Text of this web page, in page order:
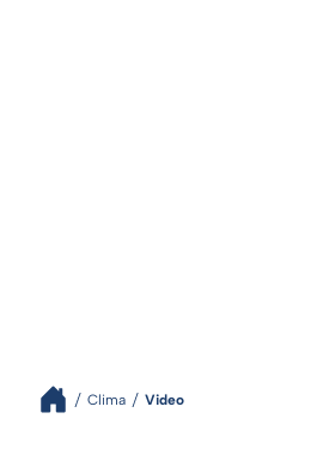
Clima Video